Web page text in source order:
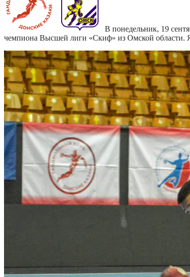
В понедельник, 19
чемпиона Высшей лиги «Скиф» из Омской области.